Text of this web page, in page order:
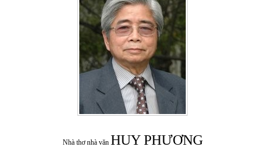
Nhà thơ nhà văn HUY PHƯƠNG